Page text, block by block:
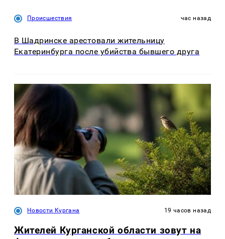
Происшествия час назад
В Шадринске арестовали жительницу
Екатеринбурга после убийства бывшего друга
Новости Кургана 19 часов назад
Жителей Курганской области зовут на